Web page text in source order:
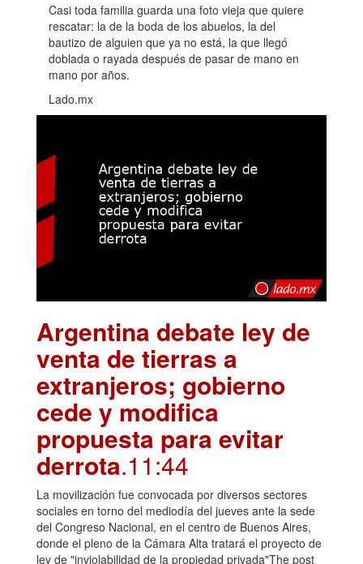
Casi toda familia guarda una foto vieja que quiere
rescatar: la de la boda de los abuelos, la del
bautizo de alguien que ya no está, la que llegó
doblada o rayada después de pasar de mano en
mano por años.
Lado.mx
Argentina debate ley de
venta de tierras a
extranjeros; gobierno
cede y modifica
propuesta para evitar
derrota.11:44
La movilización fue convocada por diversos sectores
sociales en torno del mediodía del jueves ante la sede
del Congreso Nacional, en el centro de Buenos Aires,
donde el pleno de la Cámara Alta tratará el proyecto de
ley de "inviolabilidad de la propiedad privada"The post